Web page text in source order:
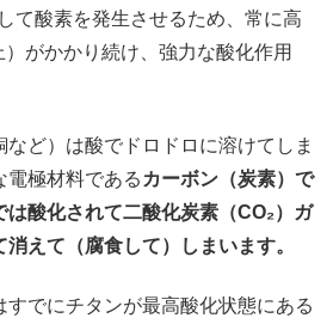
て酸素を発生させるため、常に高
がかかり続け、強力な酸化作用
ど）は酸でドロドロに溶けてしま
電極材料である カーボン（炭素）で
酸化されて二酸化炭素（CO₂）ガ
えて（腐食して）しまいます。
でにチタンが最高酸化状態にある